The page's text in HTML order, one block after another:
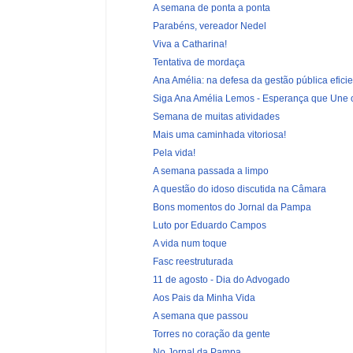
A semana de ponta a ponta
Parabéns, vereador Nedel
Viva a Catharina!
Tentativa de mordaça
Ana Amélia: na defesa da gestão pública
Siga Ana Amélia Lemos - Esperança que Une
Semana de muitas atividades
Mais uma caminhada vitoriosa!
Pela vida!
A semana passada a limpo
A questão do idoso discutida na Câmara
Bons momentos do Jornal da Pampa
Luto por Eduardo Campos
A vida num toque
Fasc reestruturada
11 de agosto - Dia do Advogado
Aos Pais da Minha Vida
A semana que passou
Torres no coração da gente